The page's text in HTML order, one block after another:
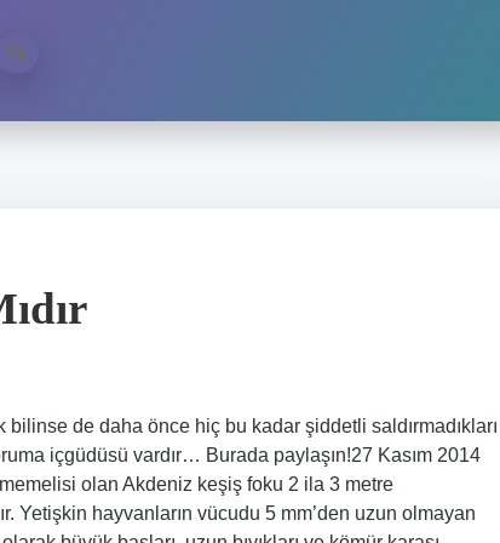
de daha önce hiç bu kadar şiddetli saldırmadıkları
içgüdüsü vardır… Burada paylaşın!27 Kasım 2014
olan Akdeniz keşiş foku 2 ila 3 metre
Yetişkin hayvanların vücudu 5 mm’den uzun olmayan